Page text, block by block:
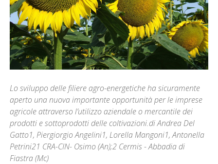
Lo sviluppo delle filiere agro-energetiche ha sicuramente
aperto una nuova importante opportunità per le imprese
agricole attraverso l’utilizzo aziendale o mercantile dei
prodotti e sottoprodotti delle coltivazioni.di Andrea Del
Gatto1, Piergiorgio Angelini1, Lorella Mangoni1, Antonella
Petrini21 CRA-CIN- Osimo (An);2 Cermis - Abbadia di
Fiastra (Mc)